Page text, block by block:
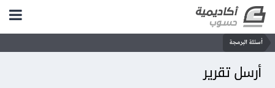
أسئلة البرمجة
أرسل تقرير